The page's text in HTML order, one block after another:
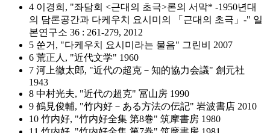
4 이경희, "좌담회 <근대의 초극>론의 서막* -1950년대
의 담론공간과 다케우치 요시미의 「근대의 초극」-" 일
본연구소 36 : 261-279, 2012
5 쑨거, "다케우치 요시미라는 물음" 그린비 2007
6 荒正人, "近代文学" 1960
7 河上徹太郎, "近代の超克－知的協力会議" 創元社
1943
8 中村光夫, "近代の超克" 冨山房 1990
9 鶴見俊輔, "竹内好－ある方法の伝記" 岩波書店 2010
10 竹内好, "竹内好全集 第8巻" 筑摩書房 1980